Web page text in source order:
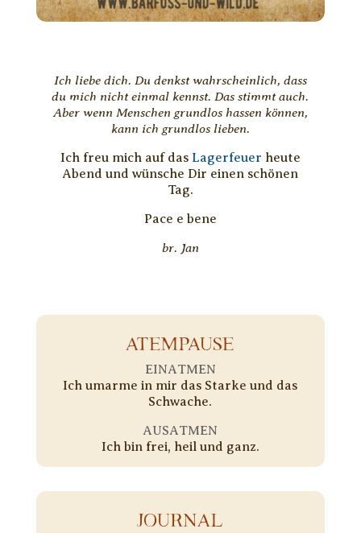
Ich liebe dich. Du denkst wahrscheinlich, dass
du mich nicht einmal kennst. Das stimmt auch.
Aber wenn Menschen grundlos hassen können,
kann ich grundlos lieben.
Ich freu mich auf das Lagerfeuer heute
Abend und wünsche Dir einen schönen
Tag.
Pace e bene
br. Jan
ATEMPAUSE
EINATMEN
Ich umarme in mir das Starke und das
Schwache.
AUSATMEN
Ich bin frei, heil und ganz.
JOURNAL